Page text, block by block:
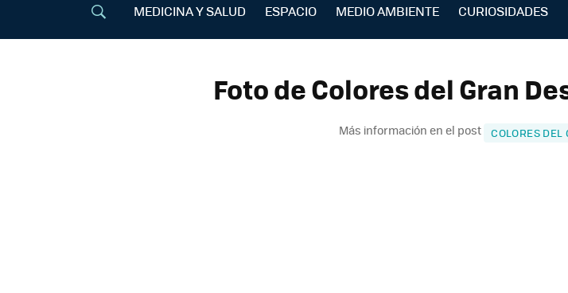
MEDICINA Y SALUD ESPACIO MEDIO AMBIENTE CURIOSIDADES
Foto de Colores del Gran
Más información en el post COLORES DEL